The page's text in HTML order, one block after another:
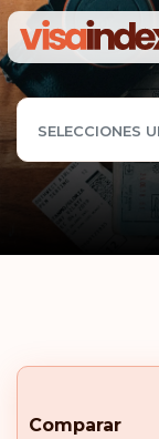
SELECCIONES
Comparar